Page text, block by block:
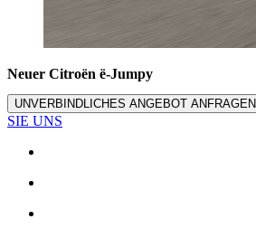
Neuer Citroën ë-Jumpy
UNVERBINDLICHES ANGEBOT ANFRAGEN
SIE UNS